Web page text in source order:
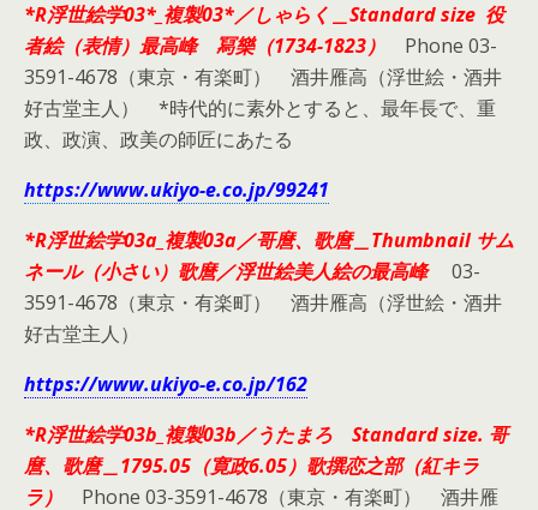
*R浮世絵学03*_複製03*／しゃらく＿Standard size 役
者絵（表情）最高峰 冩樂（1734-1823）
Phone 03-
3591-4678（東京・有楽町） 酒井雁高（浮世絵・酒井
好古堂主人） *時代的に素外とすると、最年長で、重
政、政演、政美の師匠にあたる
https://www.ukiyo-e.co.jp/99241
*R浮世絵学03a_複製03a／哥麿、歌麿＿Thumbnail サム
ネール（小さい）歌麿／浮世絵美人絵の最高峰03-
3591-4678（東京・有楽町） 酒井雁高（浮世絵・酒井
好古堂主人）
https://www.ukiyo-e.co.jp/162
*R浮世絵学03b_複製03b／うたまろ Standard size. 哥
麿、歌麿＿1795.05（寛政6.05）歌撰恋之部（紅キラ
ラ）
Phone 03-3591-4678（東京・有楽町） 酒井雁